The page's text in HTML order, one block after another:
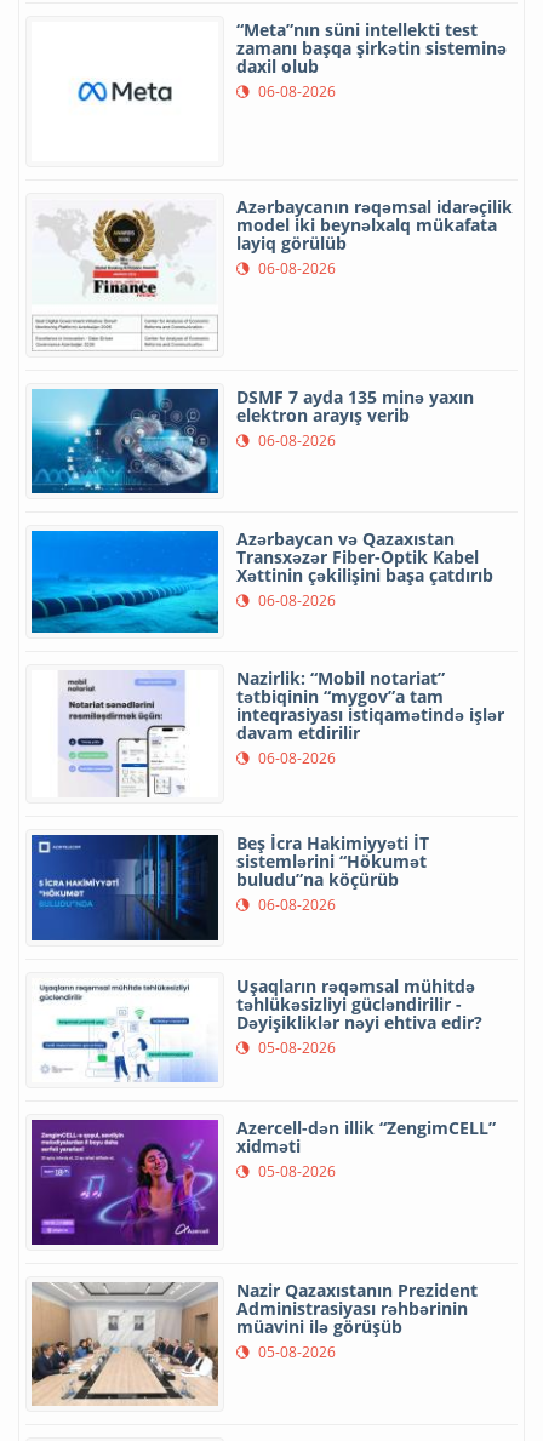
“Meta”nın süni intellekti test
zamanı başqa şirkətin sisteminə
daxil olub
06-08-2026
Azərbaycanın rəqəmsal idarəçilik
model iki beynəlxalq mükafata
layiq görülüb
06-08-2026
DSMF 7 ayda 135 minə yaxın
elektron arayış verib
06-08-2026
Azərbaycan və Qazaxıstan
Transxəzər Fiber-Optik Kabel
Xəttinin çəkilişini başa çatdırıb
06-08-2026
Nazirlik: “Mobil notariat”
tətbiqinin “mygov”a tam
inteqrasiyası istiqamətində işlər
davam etdirilir
06-08-2026
Beş İcra Hakimiyyəti İT
sistemlərini “Hökumət
buludu”na köçürüb
06-08-2026
Uşaqların rəqəmsal mühitdə
təhlükəsizliyi gücləndirilir -
Dəyişikliklər nəyi ehtiva edir?
05-08-2026
Azercell-dən illik “ZengimCELL”
xidməti
05-08-2026
Nazir Qazaxıstanın Prezident
Administrasiyası rəhbərinin
müavini ilə görüşüb
05-08-2026